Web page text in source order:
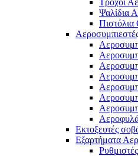
Τροχοί
Ψαλίδια
Εκτοξευτές
Εξαρτήματα